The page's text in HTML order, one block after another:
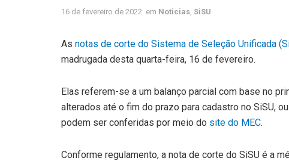
16 de fevereiro de 2022 em Noticias SiSU
As notas de corte do Sistema de Seleção Unificada
madrugada desta quarta-feira, 16 de fevereiro.
Elas referem-se a um balanço parcial com base no
alterados até o fim do prazo para cadastro no SiSU,
podem ser conferidas por meio do site do MEC.
Conforme regulamento, a nota de corte do SiSU é a